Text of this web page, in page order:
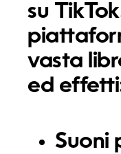
su
vasta
ed
Suoni